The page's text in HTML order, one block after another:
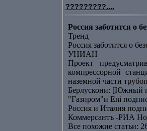
?????????....
Россия заботится о
Тренд
Россия заботится о
УНИАН
Проект
компрессорной
наземной части
Берлускони: [Южный
"Газпром"и Еni
Россия и Италия
Коммерсантъ -РИА
Все похожие статьи: